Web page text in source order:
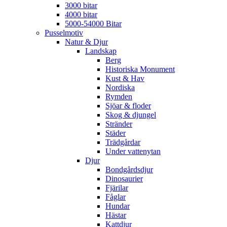
3000 bitar
4000 bitar
5000-54000 Bitar
Pusselmotiv
Natur & Djur
Landskap
Berg
Historiska Monument
Kust & Hav
Nordiska
Rymden
Sjöar & floder
Skog & djungel
Stränder
Städer
Trädgårdar
Under vattenytan
Djur
Bondgårdsdjur
Dinosaurier
Fjärilar
Fåglar
Hundar
Hästar
Kattdjur